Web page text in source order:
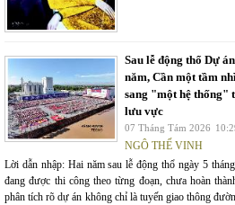
Sau lễ động thổ Dự
năm, Cần một tầm
sang "một hệ thống"
lưu vực
07 Tháng Tám 2026
NGÔ THẾ VINH
Lời dẫn nhập: Hai năm sau lễ động thổ ngày 5
đang được thi công theo từng đoạn, chưa hoàn
phân tích rõ dự án không chỉ là tuyến giao thông